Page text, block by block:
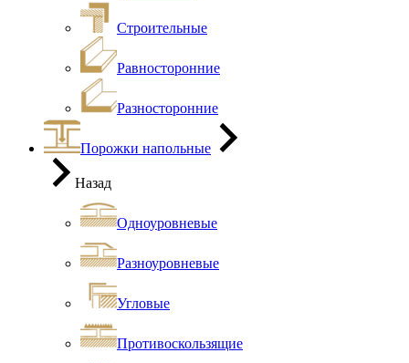
Строительные
Равносторонние
Разносторонние
Порожки напольные
Назад
Одноуровневые
Разноуровневые
Угловые
Противоскользящие